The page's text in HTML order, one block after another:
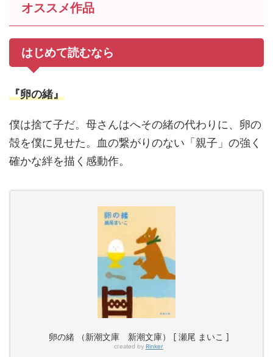
オススメ作品
はじめて読むなら
『卵の緒』
僕は捨て子だ。母さんはへその緒の代わりに、卵の
殻を僕に見せた。血の繋がりのない「親子」の強く
確かな絆を描く感動作。
卵の緒 （新潮文庫 新潮文庫） [ 瀬尾 まいこ ]
created by Rinker